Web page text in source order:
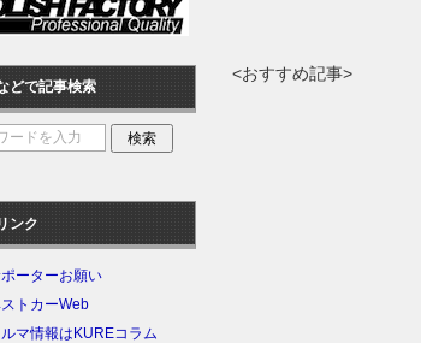
<おすすめ記事>
どで記事検索
ンク
ーターお願い
トカーWeb
マ情報はKUREコラム